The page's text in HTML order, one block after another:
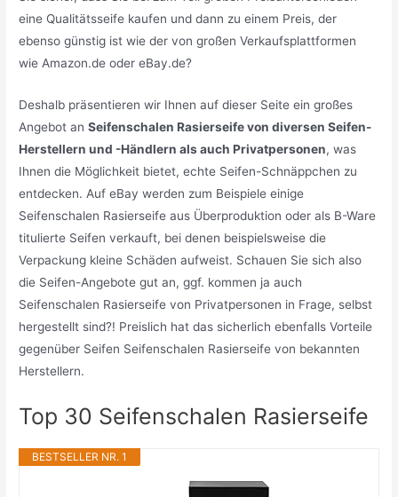
eine Qualitätsseife kaufen und dann zu einem Preis, der
ebenso günstig ist wie der von großen Verkaufsplattformen
wie Amazon.de oder eBay.de?
Deshalb präsentieren wir Ihnen auf dieser Seite ein großes
Angebot anSeifenschalen Rasierseife von diversen Seifen-
Herstellern und -Händlern als auch Privatpersonen, was
Ihnen die Möglichkeit bietet, echte Seifen-Schnäppchen zu
entdecken. Auf eBay werden zum Beispiele einige
Seifenschalen Rasierseife aus Überproduktion oder als B-Ware
titulierte Seifen verkauft, bei denen beispielsweise die
Verpackung kleine Schäden aufweist. Schauen Sie sich also
die Seifen-Angebote gut an, ggf. kommen ja auch
Seifenschalen Rasierseife von Privatpersonen in Frage, selbst
hergestellt sind?! Preislich hat das sicherlich ebenfalls Vorteile
gegenüber Seifen Seifenschalen Rasierseife von bekannten
Herstellern.
Top 30 Seifenschalen Rasierseife
BESTSELLER NR. 1